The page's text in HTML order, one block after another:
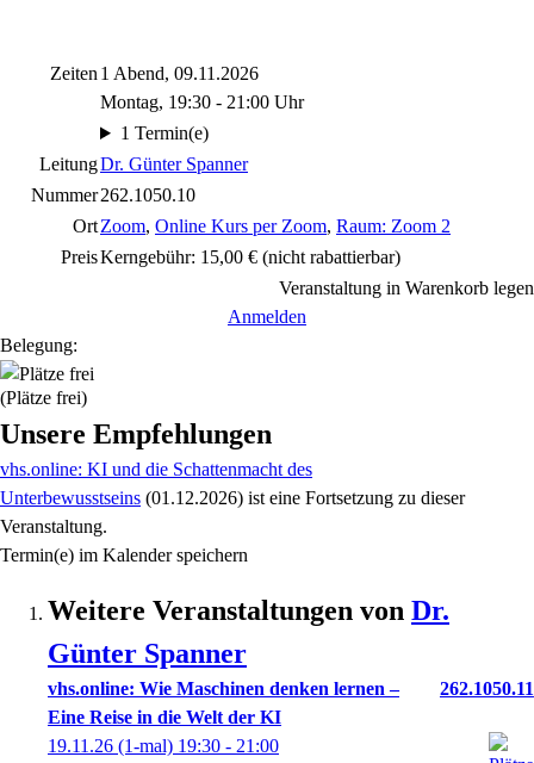
Zeiten 1 Abend, 09.11.2026
Montag, 19:30 - 21:00 Uhr
1 Termin(e)
LeitungDr. Günter Spanner
Nummer262.1050.10
OrtZoom, Online Kurs per Zoom, Raum: Zoom 2
PreisKerngebühr: 15,00 € (nicht rabattierbar)
Veranstaltung in Warenkorb legen
Anmelden
Belegung:
(Plätze frei)
Unsere Empfehlungen
vhs.online: KI und die Schattenmacht des
Unterbewusstseins (01.12.2026) ist eine Fortsetzung zu dieser
Veranstaltung.
Termin(e) im Kalender speichern
Weitere Veranstaltungen von Dr.
Günter Spanner
vhs.online: Wie Maschinen denken lernen –
Eine Reise in die Welt der KI
262.1050.11
19.11.26 (1-mal) 19:30 - 21:00